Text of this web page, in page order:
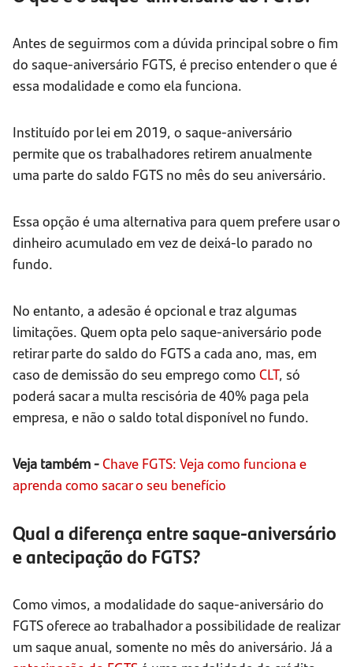
Antes de seguirmos com a dúvida principal sobre o fim
do saque-aniversário FGTS, é preciso entender o que é
essa modalidade e como ela funciona.
Instituído por lei em 2019, o saque-aniversário
permite que os trabalhadores retirem anualmente
uma parte do saldo FGTS no mês do seu aniversário.
Essa opção é uma alternativa para quem prefere usar o
dinheiro acumulado em vez de deixá-lo parado no
fundo.
No entanto, a adesão é opcional e traz algumas
limitações. Quem opta pelo saque-aniversário pode
retirar parte do saldo do FGTS a cada ano, mas, em
caso de demissão do seu emprego como CLT, só
poderá sacar a multa rescisória de 40% paga pela
empresa, e não o saldo total disponível no fundo.
Veja também -Chave FGTS: Veja como funciona e
aprenda como sacar o seu benefício
Qual a diferença entre saque-aniversário
e antecipação do FGTS?
Como vimos, a modalidade do saque-aniversário do
FGTS oferece ao trabalhador a possibilidade de realizar
um saque anual, somente no mês do aniversário. Já a